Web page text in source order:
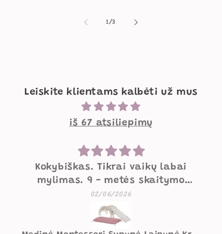
1/iš
3
Leiskite klientams kalbėti už mus
iš 67 atsiliepimų
Kokybiškas. Tikrai vaikų labai
mylimas. 9 - metės skaitymo
krėslas. 5-ečio laipiojimo kalnas.
Pasiteisinęs pirkimas 👌.
02/06/2026